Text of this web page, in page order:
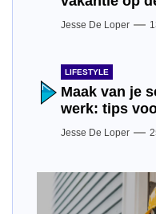
Jesse De Loper
LIFESTYLE
Maak van je
werk: tips
Jesse De Loper